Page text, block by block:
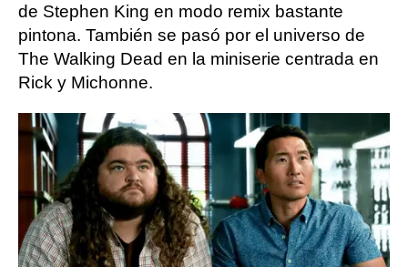
de Stephen King en modo remix bastante
pintona. También se pasó por el universo de
The Walking Dead en la miniserie centrada en
Rick y Michonne.